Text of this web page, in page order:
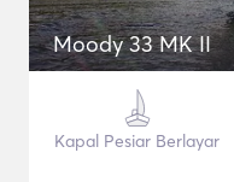
Moody 33 MK II
Kapal Pesiar Berlayar